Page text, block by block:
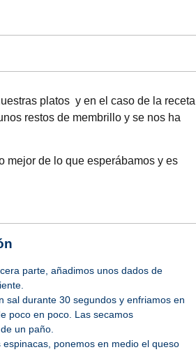
platos y en el caso de la receta
restos de membrillo y se nos ha
mejor de lo que esperábamos y es
parte, añadimos unos dados de
sal durante 30 segundos y enfriamos en
poco en poco. Las secamos
un paño.
ponemos en medio el queso